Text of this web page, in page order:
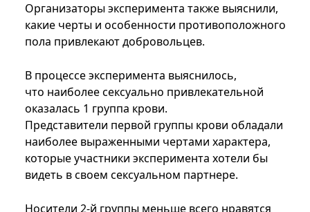
Организаторы эксперимента также выяснили,
какие черты и особенности противоположного
пола привлекают добровольцев.
В процессе эксперимента выяснилось,
что наиболее сексуально привлекательной
оказалась 1 группа крови.
Представители первой группы крови обладали
наиболее выраженными чертами характера,
которые участники эксперимента хотели бы
видеть в своем сексуальном партнере.
Носители 2-й группы меньше всего нравятся